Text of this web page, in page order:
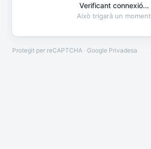
Verificant connexió...
Això trigarà un moment
Protegit per reCAPTCHA · Google Privadesa